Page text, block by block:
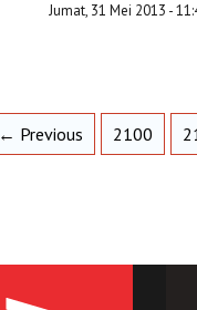
Jumat, 31 Mei 2013 -
← Previous 2100